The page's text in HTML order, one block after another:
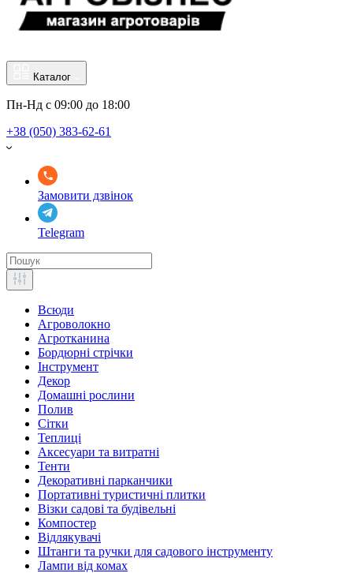
Каталог
Пн-Нд с 09:00 до 18:00
+38 (050) 383-62-61
Замовити дзвінок
Telegram
Всюди
Агроволокно
Агротканина
Бордюрні стрічки
Інструмент
Декор
Домашні рослини
Полив
Сітки
Теплиці
Аксесуари та витратні
Тенти
Декоративні парканчики
Портативні туристичні плитки
Візки садові та будівельні
Компостер
Відлякувачі
Штанги та ручки для садового інструменту
Лампи від комах